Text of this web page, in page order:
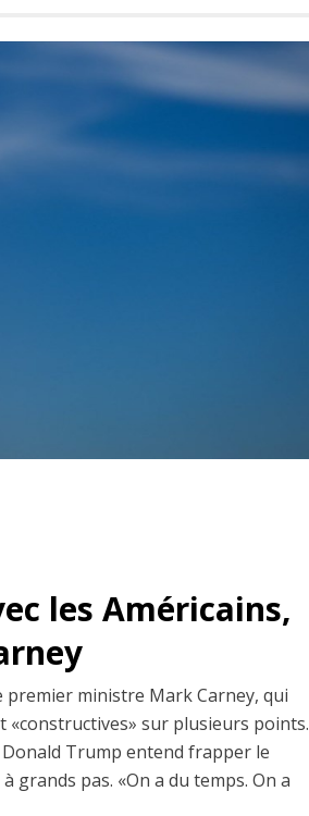
les Américains,
premier ministre Mark Carney, qui
sur plusieurs points.
Trump entend frapper le
grands pas. «On a du temps. On a